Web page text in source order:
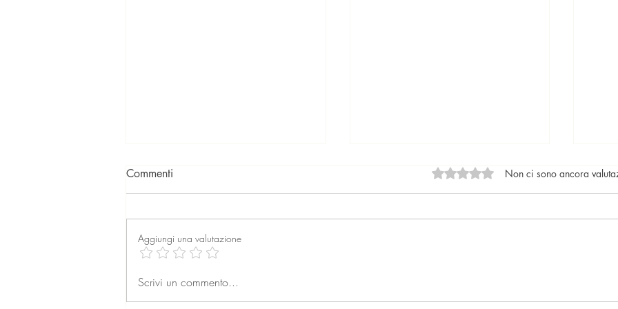
La professione dell’agente
Commenti Valutazione 0 stelle su 5.
Non ci sono ancora
Aggiungi una valutazione
Scrivi un commento...